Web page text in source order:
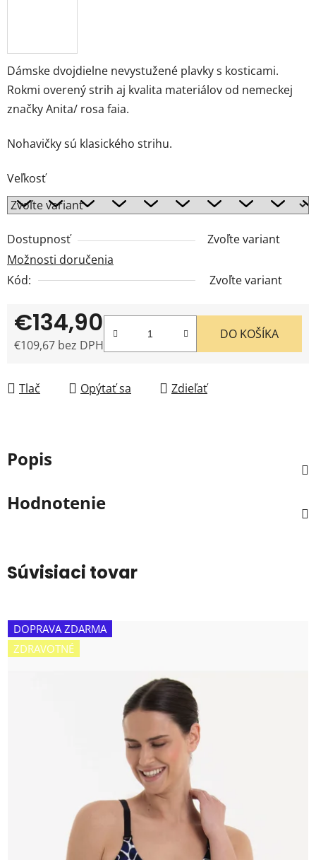
Dámske dvojdielne nevystužené plavky s kosticami.
Rokmi overený strih aj kvalita materiálov od nemeckej
značky Anita/ rosa faia.
Nohavičky sú klasického strihu.
Veľkosť
Dostupnosť
Zvoľte variant
Možnosti doručenia
Kód:
Zvoľte variant
€134,90
€109,67 bez DPH
DO KOŠÍKA
Tlač Opýtať sa Zdieľať
Popis
Hodnotenie
Súvisiaci tovar
DOPRAVA ZDARMA
ZDRAVOTNÉ